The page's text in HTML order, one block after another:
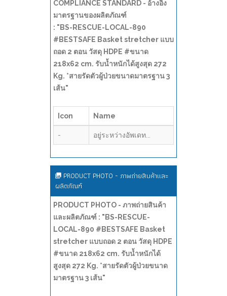
COMPLIANCE STANDARD - อ้างอิง
มาตรฐานของผลิตภัณฑ์
: "BS-RESCUE-LOCAL-890
#BESTSAFE Basket stretcher แบบ
ถอด 2 ตอน วัสดุ HDPE #ขนาด
218x62 cm. รับน้ำหนักได้สูงสุด 272
Kg. *สายรัดตัวผู้ป่วยขนาดมาตรฐาน 3
เส้น"
Icon Name
- อยู่ระหว่างอัพเดท...
PRODUCT PHOTO - ภาพถ่ายสินค้าและ
ผลิตภัณฑ์
PRODUCT PHOTO - ภาพถ่ายสินค้า
และผลิตภัณฑ์ : "BS-RESCUE-
LOCAL-890 #BESTSAFE Basket
stretcher แบบถอด 2 ตอน วัสดุ HDPE
#ขนาด 218x62 cm. รับน้ำหนักได้
สูงสุด 272 Kg. *สายรัดตัวผู้ป่วยขนาด
มาตรฐาน 3 เส้น"